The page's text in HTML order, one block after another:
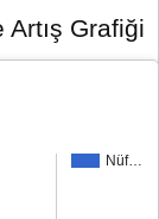
Grafiği
Nüf…